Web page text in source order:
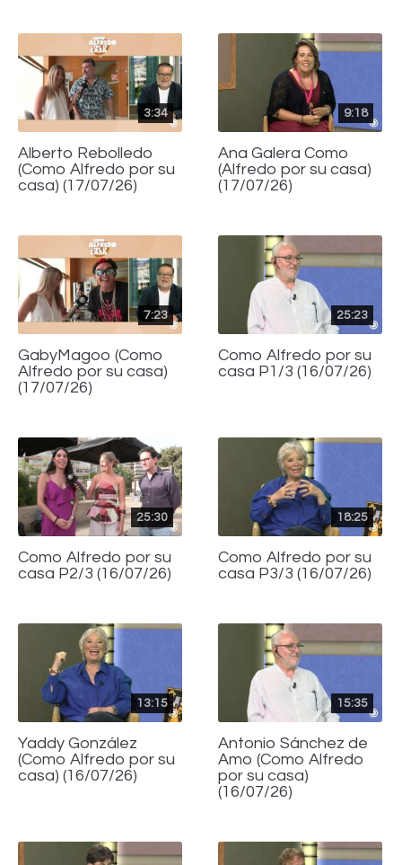
3:34
Alberto Rebolledo
(Como Alfredo por su
casa) (17/07/26)
9:18
Ana Galera Como
(Alfredo por su casa)
(17/07/26)
7:23
GabyMagoo (Como
Alfredo por su casa)
(17/07/26)
25:23
Como Alfredo por su
casa P1/3 (16/07/26)
25:30
Como Alfredo por su
casa P2/3 (16/07/26)
18:25
Como Alfredo por su
casa P3/3 (16/07/26)
13:15
Yaddy González
(Como Alfredo por su
casa) (16/07/26)
15:35
Antonio Sánchez de
Amo (Como Alfredo
por su casa)
(16/07/26)